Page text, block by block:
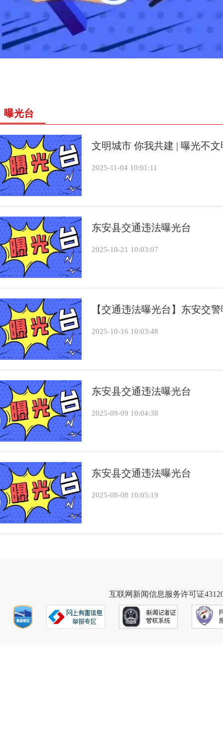
曝光台
文明城市 你我共建 | 曝光不
2025-11-04 10:01:11
东安县交通违法曝光台
2025-10-21 10:03:07
【交通违法曝光台】东安交
2025-10-16 10:03:48
东安县交通违法曝光台
2025-09-09 10:04:38
东安县交通违法曝光台
2025-08-08 10:05:19
互联网新闻信息服务许可证